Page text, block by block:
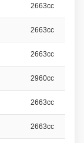
2663cc
2663cc
2663cc
2960cc
2663cc
2663cc